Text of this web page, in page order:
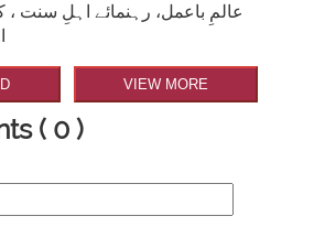
عالمِ باعمل، رہنمائے اہلِ سنت
VIEW MORE
( 0 )